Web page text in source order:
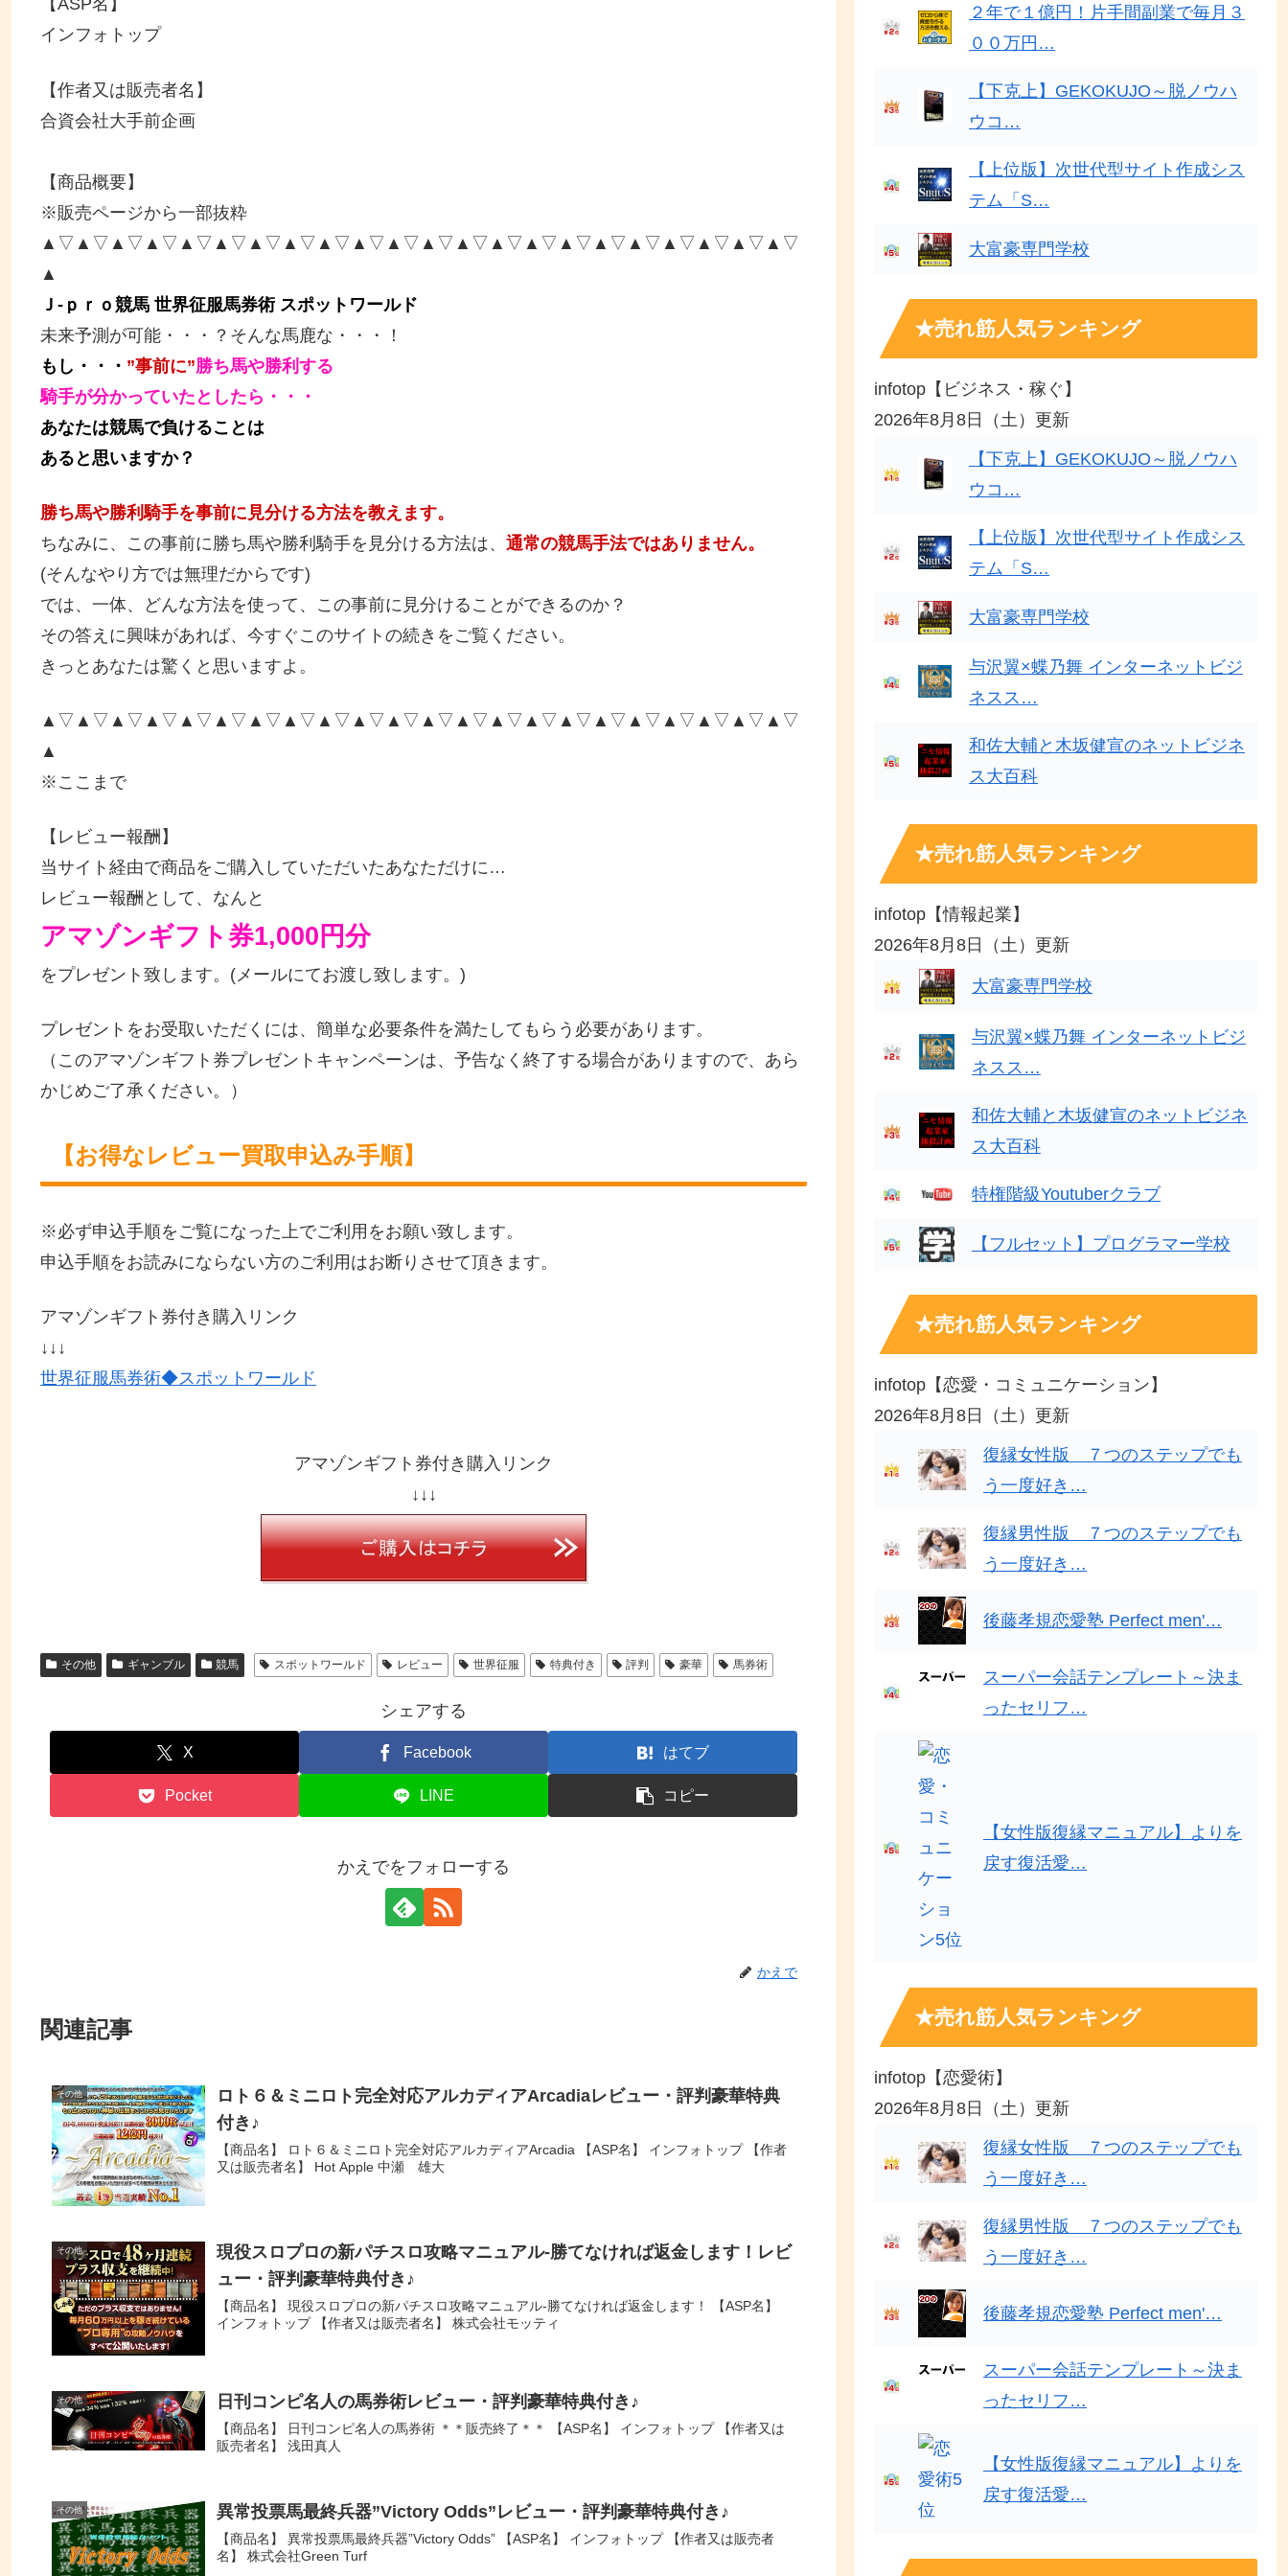
【ASP名】
インフォトップ
【作者又は販売者名】
合資会社大手前企画
【商品概要】
※販売ページから一部抜粋
▲▽▲▽▲▽▲▽▲▽▲▽▲▽▲▽▲▽▲▽▲▽▲▽▲▽▲▽▲▽▲▽▲▽▲▽▲▽▲▽▲▽▲▽
▲
Ｊ‐ｐｒｏ競馬 世界征服馬券術 スポットワールド
未来予測が可能・・・？そんな馬鹿な・・・！
もし・・・ ”事前に”勝ち馬や勝利する
騎手が分かっていたとしたら・・・
あなたは競馬で負けることは
あると思いますか？
勝ち馬や勝利騎手を事前に見分ける方法を教えます。
ちなみに、この事前に勝ち馬や勝利騎手を見分ける方法は、 通常の競馬手法ではありません。
(そんなやり方では無理だからです)
では、一体、どんな方法を使って、この事前に見分けることができるのか？
その答えに興味があれば、今すぐこのサイトの続きをご覧ください。
きっとあなたは驚くと思いますよ。
▲▽▲▽▲▽▲▽▲▽▲▽▲▽▲▽▲▽▲▽▲▽▲▽▲▽▲▽▲▽▲▽▲▽▲▽▲▽▲▽▲▽▲▽
▲
※ここまで
【レビュー報酬】
当サイト経由で商品をご購入していただいたあなただけに…
レビュー報酬として、なんと
アマゾンギフト券1,000円分
をプレゼント致します。(メールにてお渡し致します。)
プレゼントをお受取いただくには、簡単な必要条件を満たしてもらう必要があります。
（このアマゾンギフト券プレゼントキャンペーンは、予告なく終了する場合がありますので、あら
かじめご了承ください。）
【お得なレビュー買取申込み手順】
※必ず申込手順をご覧になった上でご利用をお願い致します。
申込手順をお読みにならない方のご利用はお断りさせて頂きます。
アマゾンギフト券付き購入リンク
↓↓↓
世界征服馬券術◆スポットワールド
アマゾンギフト券付き購入リンク
↓↓↓
その他 ギャンブル 競馬 スポットワールド レビュー 世界征服 特典付き 評判 豪華 馬券術
シェアする
X Facebook はてブ
Pocket LINE コピー
かえでをフォローする
かえで
関連記事
その他
ロト６＆ミニロト完全対応アルカディアArcadiaレビュー・評判豪華特典
付き♪
【商品名】 ロト６＆ミニロト完全対応アルカディアArcadia 【ASP名】 インフォトップ 【作者
又は販売者名】 Hot Apple 中瀬 雄大
その他
現役スロプロの新パチスロ攻略マニュアル-勝てなければ返金します！レビ
ュー・評判豪華特典付き♪
【商品名】 現役スロプロの新パチスロ攻略マニュアル-勝てなければ返金します！ 【ASP名】
インフォトップ 【作者又は販売者名】 株式会社モッティ
その他 日刊コンピ名人の馬券術レビュー・評判豪華特典付き♪
【商品名】 日刊コンピ名人の馬券術 ＊＊販売終了＊＊ 【ASP名】 インフォトップ 【作者又は
販売者名】 浅田真人
その他 異常投票馬最終兵器”Victory Odds”レビュー・評判豪華特典付き♪
【商品名】 異常投票馬最終兵器”Victory Odds” 【ASP名】 インフォトップ 【作者又は販売者
名】 株式会社Green Turf
２年で１億円！片手間副業で毎月３
００万円…
【下克上】GEKOKUJO～脱ノウハ
ウコ…
【上位版】次世代型サイト作成シス
テム「S…
大富豪専門学校
★売れ筋人気ランキング
infotop【ビジネス・稼ぐ】
2026年8月8日（土）更新
【下克上】GEKOKUJO～脱ノウハ
ウコ…
【上位版】次世代型サイト作成シス
テム「S…
大富豪専門学校
与沢翼×蝶乃舞 インターネットビジ
ネスス…
和佐大輔と木坂健宣のネットビジネ
ス大百科
★売れ筋人気ランキング
infotop【情報起業】
2026年8月8日（土）更新
大富豪専門学校
与沢翼×蝶乃舞 インターネットビジ
ネスス…
和佐大輔と木坂健宣のネットビジネ
ス大百科
特権階級Youtuberクラブ
【フルセット】プログラマー学校
★売れ筋人気ランキング
infotop【恋愛・コミュニケーション】
2026年8月8日（土）更新
復縁女性版 ７つのステップでも
う一度好き…
復縁男性版 ７つのステップでも
う一度好き…
後藤孝規恋愛塾 Perfect men'…
スーパー会話テンプレート～決ま
ったセリフ…
【女性版復縁マニュアル】よりを
戻す復活愛…
★売れ筋人気ランキング
infotop【恋愛術】
2026年8月8日（土）更新
復縁女性版 ７つのステップでも
う一度好き…
復縁男性版 ７つのステップでも
う一度好き…
後藤孝規恋愛塾 Perfect men'…
スーパー会話テンプレート～決ま
ったセリフ…
【女性版復縁マニュアル】よりを
戻す復活愛…